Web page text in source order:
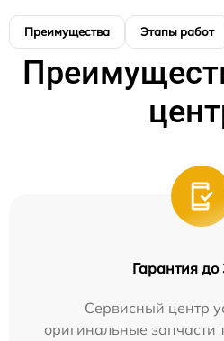
Преимущества Этапы работ
Гарантия до
Сервисный центр
оригинальные запчасти